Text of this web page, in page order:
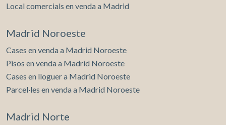
Local comercials en venda a Madrid
Madrid Noroeste
Cases en venda a Madrid Noroeste
Pisos en venda a Madrid Noroeste
Cases en lloguer a Madrid Noroeste
Parcel·les en venda a Madrid Noroeste
Madrid Norte